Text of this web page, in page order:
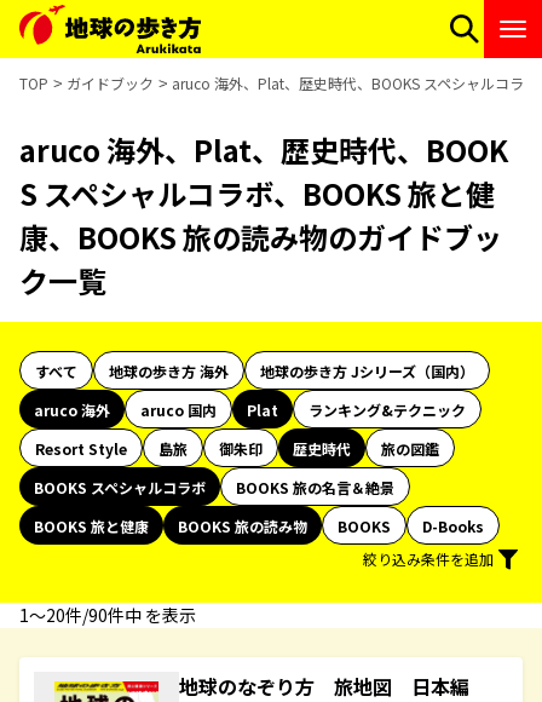
TOP ガイドブック aruco 海外、Plat、歴史時代、BOOKS スペシャルコラ
aruco 海外、Plat、歴史時代、BOOK
S スペシャルコラボ、BOOKS 旅と健
康、BOOKS 旅の読み物のガイドブッ
ク一覧
すべて 地球の歩き方 海外
地球の歩き方 Jシリーズ（国内）
aruco 海外
aruco 国内 Plat
ランキング&テクニック
Resort Style
島旅 御朱印 歴史時代
旅の図鑑
BOOKS スペシャルコラボ
BOOKS 旅の名言＆絶景
BOOKS 旅と健康
BOOKS 旅の読み物 BOOKS
D-Books
絞り込み条件を追加
1〜20件/90件中 を表示
地球のなぞり方 旅地図 日本編